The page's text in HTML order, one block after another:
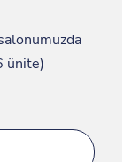
ünite)